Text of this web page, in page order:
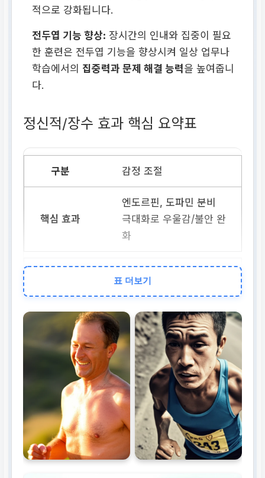
적으로 강화됩니다.
전두엽 기능 향상: 장시간의 인내와 집중이 필요
한 훈련은 전두엽 기능을 향상시켜 일상 업무나
학습에서의 집중력과 문제 해결 능력을 높여줍니
다.
정신적/장수 효과 핵심 요약표
감정 조절
엔도르핀, 도파민 분비
극대화로 우울감/불안 완
화
설정 및 달성 능력 강화
세포 노화
텔로미어 길이 유지 및
만성 염증 수치 감소
면역 기능
표 더보기